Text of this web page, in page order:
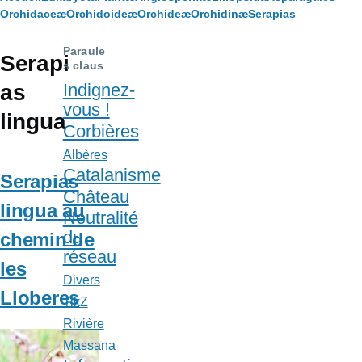
OrchidaceæOrchidoideæOrchideæOrchidinæSerapias
Serapi
as
lingua
Serapias
lingua au
chemin de
les
Lloberes
Paraule
s claus
Indignez-
vous !
Corbières
Albères
Catalanisme
Château
Neutralité
du
réseau
Divers
TikZ
Rivière
Massana